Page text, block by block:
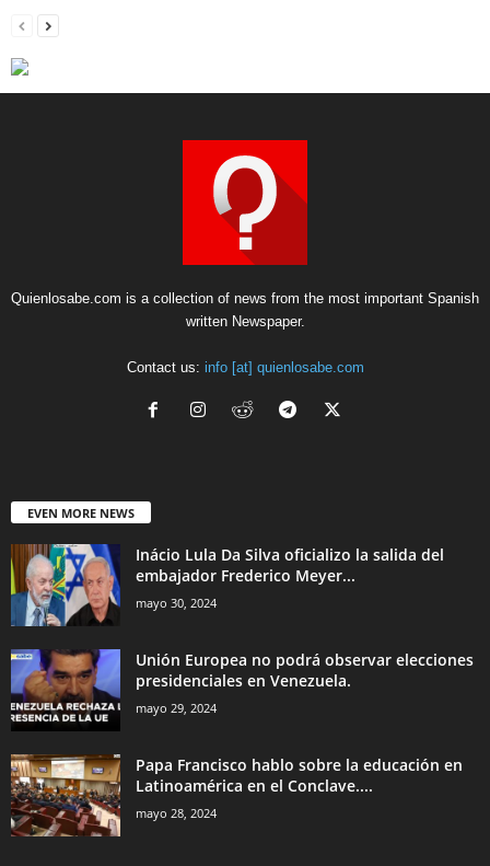
Quienlosabe.com is a collection of news from the most important Spanish
written Newspaper.
Contact us: info [at] quienlosabe.com
EVEN MORE NEWS
Inácio Lula Da Silva oficializo la salida del
embajador Frederico Meyer...
mayo 30, 2024
Unión Europea no podrá observar elecciones
presidenciales en Venezuela.
mayo 29, 2024
Papa Francisco hablo sobre la educación en
Latinoamérica en el Conclave....
mayo 28, 2024